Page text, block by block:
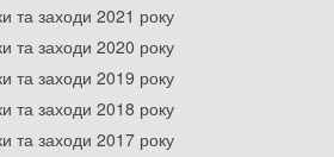
та заходи 2021 року
та заходи 2020 року
та заходи 2019 року
та заходи 2018 року
та заходи 2017 року